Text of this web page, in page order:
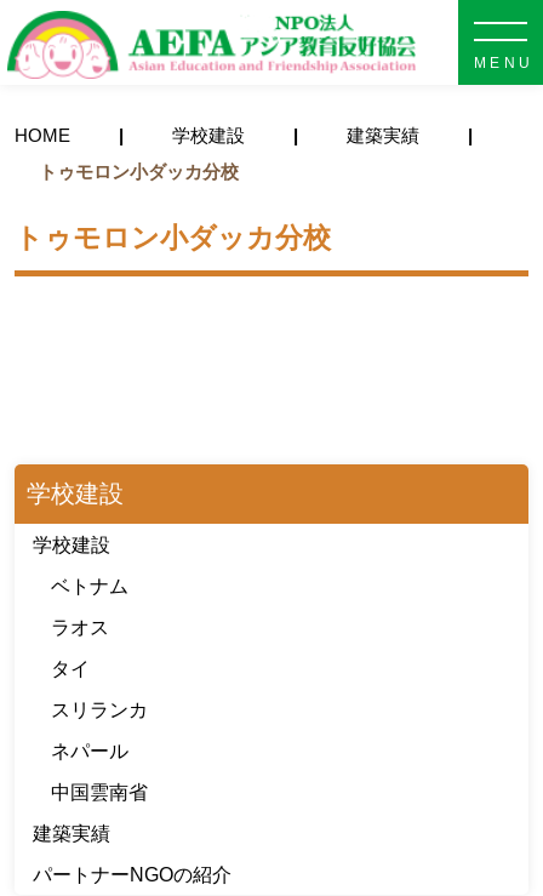
HOME 学校建設
建築実績
トゥモロン小ダッカ分校
トゥモロン小ダッカ分校
学校建設
学校建設
ベトナム
ラオス
タイ
スリランカ
ネパール
中国雲南省
建築実績
パートナーNGOの紹介